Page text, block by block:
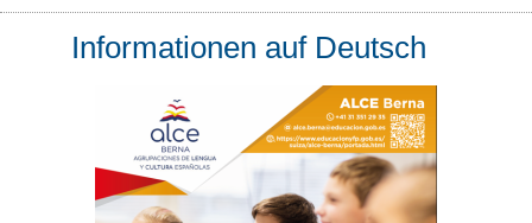
Informationen auf Deutsch